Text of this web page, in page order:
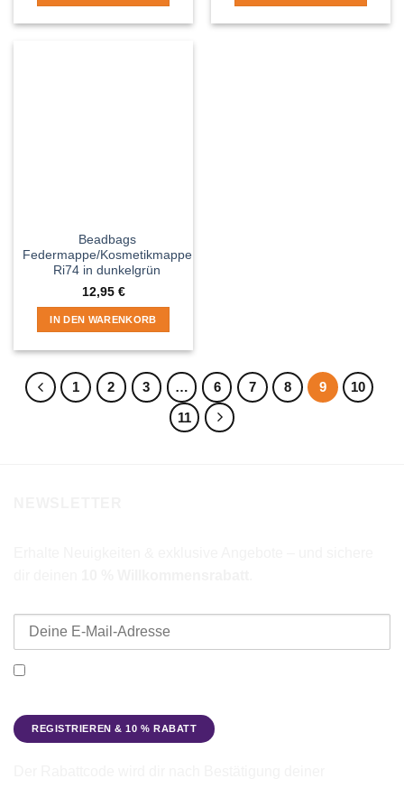
Beadbags
Federmappe/Kosmetikmappe
Ri74 in dunkelgrün
12,95 €
IN DEN WARENKORB
1 2 3 … 6 7 8 9
10
11